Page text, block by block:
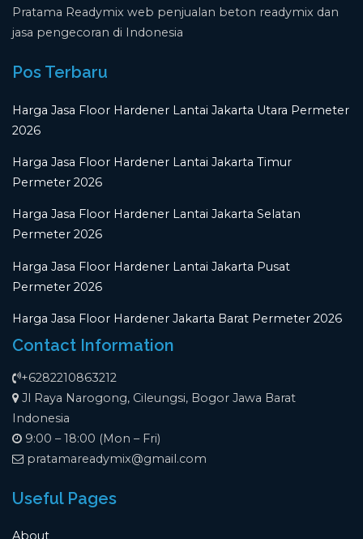
Pratama Readymix web penjualan beton readymix dan
jasa pengecoran di Indonesia
Pos Terbaru
Harga Jasa Floor Hardener Lantai Jakarta Utara Permeter
2026
Harga Jasa Floor Hardener Lantai Jakarta Timur
Permeter 2026
Harga Jasa Floor Hardener Lantai Jakarta Selatan
Permeter 2026
Harga Jasa Floor Hardener Lantai Jakarta Pusat
Permeter 2026
Harga Jasa Floor Hardener Jakarta Barat Permeter 2026
Contact Information
+6282210863212
Jl Raya Narogong, Cileungsi, Bogor Jawa Barat
Indonesia
9:00 – 18:00 (Mon – Fri)
pratamareadymix@gmail.com
Useful Pages